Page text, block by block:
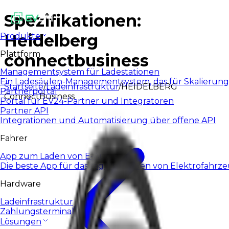
Produkte
Plattform
Managementsystem für Ladestationen
Ein Ladesäulen-Managementsystem, das für
Partnerportal
Portal für EV24-Partner und Integratoren
Partner API
Integrationen und Automatisierung über offene API
Fahrer
App zum Laden von E-Autos
Die beste App für das tägliche Laden von
Hardware
Ladeinfrastruktur
Zahlungsterminals
Lösungen
Spezifikationen:
Heidelberg
connectbusiness
Startseite/Ladeinfrastruktur/HEIDELBERG
ConnectBusiness